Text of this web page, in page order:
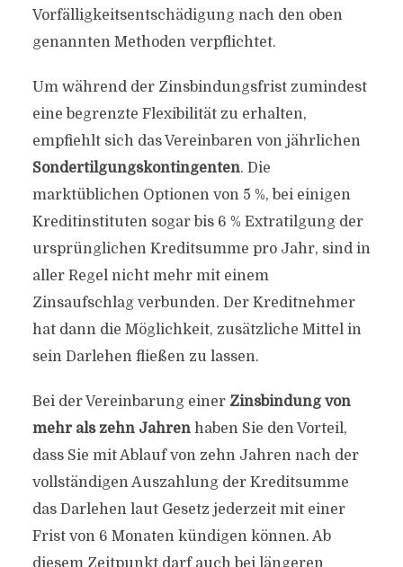
Vorfälligkeitsentschädigung nach den oben
genannten Methoden verpflichtet.
Um während der Zinsbindungsfrist zumindest
eine begrenzte Flexibilität zu erhalten,
empfiehlt sich das Vereinbaren von jährlichen
Sondertilgungskontingenten. Die
marktüblichen Optionen von 5 %, bei einigen
Kreditinstituten sogar bis 6 % Extratilgung der
ursprünglichen Kreditsumme pro Jahr, sind in
aller Regel nicht mehr mit einem
Zinsaufschlag verbunden. Der Kreditnehmer
hat dann die Möglichkeit, zusätzliche Mittel in
sein Darlehen fließen zu lassen.
Bei der Vereinbarung einer Zinsbindung von
mehr als zehn Jahrenhaben Sie den Vorteil,
dass Sie mit Ablauf von zehn Jahren nach der
vollständigen Auszahlung der Kreditsumme
das Darlehen laut Gesetz jederzeit mit einer
Frist von 6 Monaten kündigen können. Ab
diesem Zeitpunkt darf auch bei längeren